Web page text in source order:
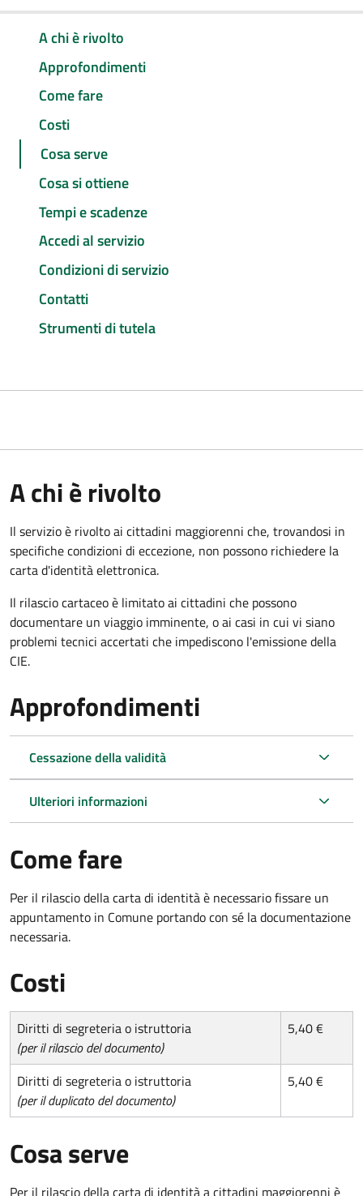
A chi è rivolto
Approfondimenti
Come fare
Costi
Cosa serve
Cosa si ottiene
Tempi e scadenze
Accedi al servizio
Condizioni di servizio
Contatti
Strumenti di tutela
A chi è rivolto
Il servizio è rivolto ai cittadini maggiorenni che, trovandosi in
specifiche condizioni di eccezione, non possono richiedere la
carta d'identità elettronica.
Il rilascio cartaceo è limitato ai cittadini che possono
documentare un viaggio imminente, o ai casi in cui vi siano
problemi tecnici accertati che impediscono l'emissione della
CIE.
Approfondimenti
Cessazione della validità
Ulteriori informazioni
Come fare
Per il rilascio della carta di identità è necessario fissare un
appuntamento in Comune portando con sé la documentazione
necessaria.
Costi
Diritti di segreteria o istruttoria
(per il rilascio del documento)
5,40 €
Diritti di segreteria o istruttoria
(per il duplicato del documento)
5,40 €
Cosa serve
Per il rilascio della carta di identità a cittadini maggiorenni è